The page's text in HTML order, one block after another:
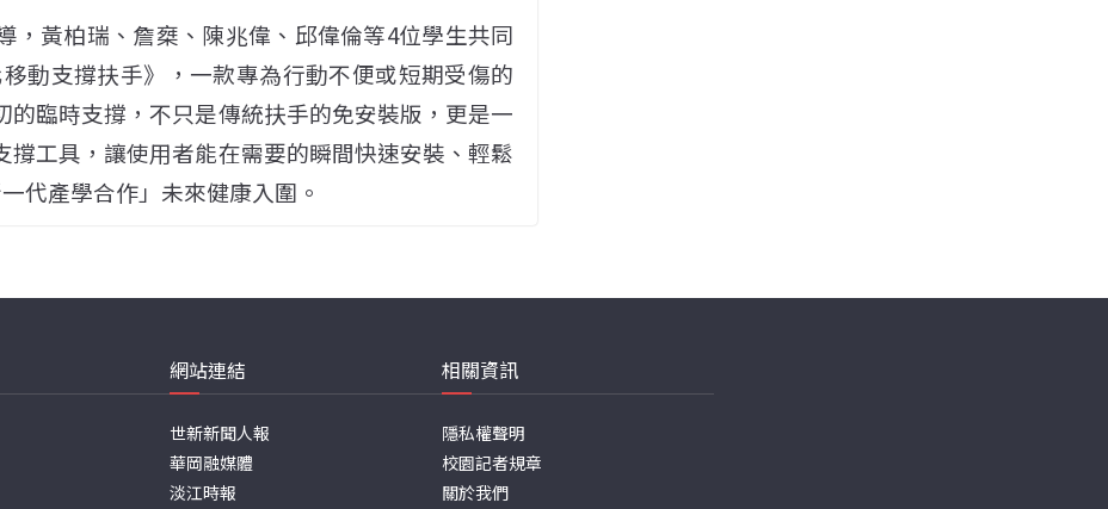
，黃柏瑞、詹椉、陳兆偉、邱偉倫等4位學生共同
動支撐扶手》，一款專為行動不便或短期受傷的
臨時支撐，不只是傳統扶手的免安裝版，更是一
工具，讓使用者能在需要的瞬間快速安裝、輕鬆
代產學合作」未來健康入圍。
網站連結
世新新聞人報
華岡融媒體
淡江時報
相關資訊
隱私權聲明
校園記者規章
關於我們